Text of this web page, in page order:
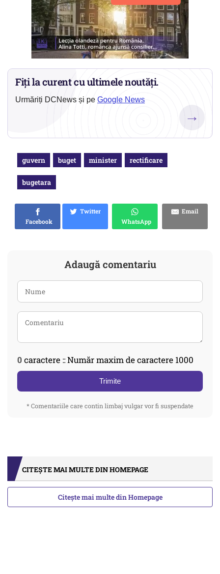
Fiți la curent cu ultimele noutăți.
Urmăriți DCNews și pe Google News
→
guvern buget minister rectificare
bugetara
Facebook
Twitter
WhatsApp
Email
Adaugă comentariu
0 caractere :: Număr maxim de caractere 1000
Trimite
* Comentariile care contin limbaj vulgar vor fi suspendate
CITEȘTE MAI MULTE DIN HOMEPAGE
Citește mai multe din Homepage